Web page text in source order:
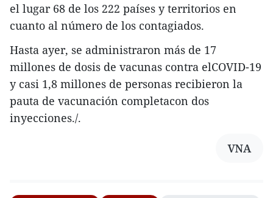
el lugar 68 de los 222 países y territorios en
cuanto al número de los contagiados.
Hasta ayer, se administraron más de 17
millones de dosis de vacunas contra elCOVID-19
y casi 1,8 millones de personas recibieron la
pauta de vacunación completacon dos
inyecciones./.
VNA